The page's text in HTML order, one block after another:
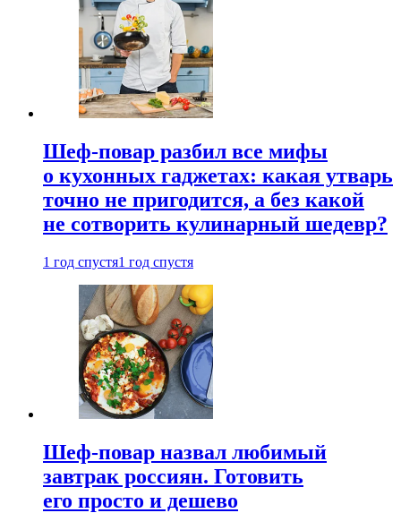
Шеф-повар разбил все мифы
о кухонных гаджетах: какая утварь
точно не пригодится, а без какой
не сотворить кулинарный шедевр?
1 год спустя1 год спустя
Шеф-повар назвал любимый
завтрак россиян. Готовить
его просто и дешево